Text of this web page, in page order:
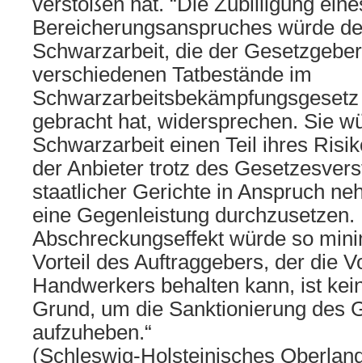
Bereicherungsanspruches würde
Schwarzarbeit, die der
verschiedenen Tatbestände im
gebracht hat, widersprechen. Sie
Schwarzarbeit einen Teil ihres
der Anbieter trotz des
staatlicher Gerichte in Anspruch
eine Gegenleistung durchzusetzen.
Abschreckungseffekt würde so
Vorteil des Auftraggebers, der die
Handwerkers behalten kann, ist
Grund, um die Sanktionierung des
aufzuheben.“
(Schleswig-Holsteinisches